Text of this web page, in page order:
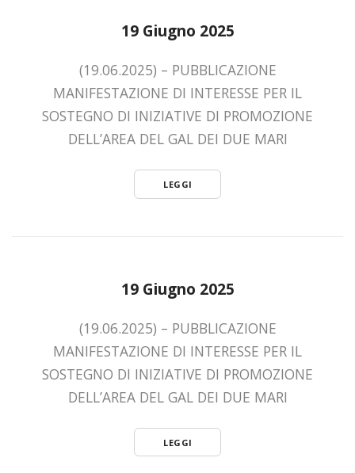
19 Giugno 2025
(19.06.2025) – PUBBLICAZIONE
MANIFESTAZIONE DI INTERESSE PER IL
SOSTEGNO DI INIZIATIVE DI PROMOZIONE
DELL’AREA DEL GAL DEI DUE MARI
LEGGI
19 Giugno 2025
(19.06.2025) – PUBBLICAZIONE
MANIFESTAZIONE DI INTERESSE PER IL
SOSTEGNO DI INIZIATIVE DI PROMOZIONE
DELL’AREA DEL GAL DEI DUE MARI
LEGGI